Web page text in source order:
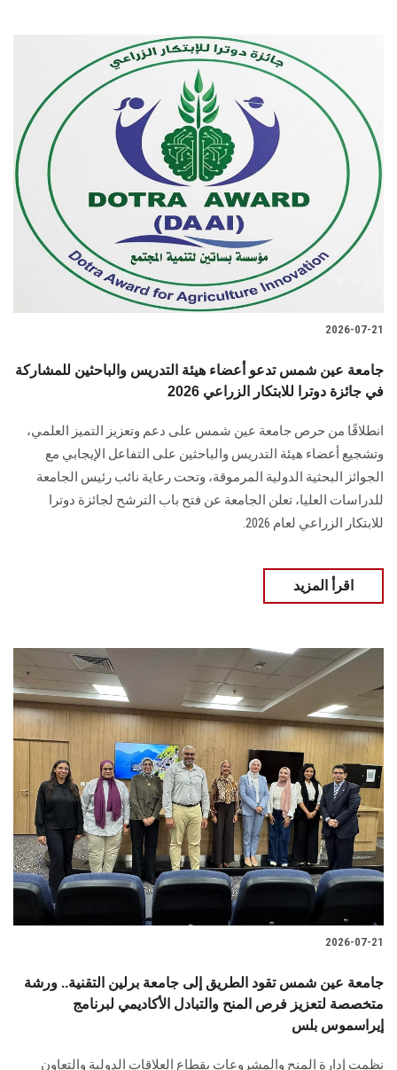
2026-07-21
جامعة عين شمس تدعو أعضاء هيئة التدريس والباحثين للمشاركة
في جائزة دوترا للابتكار الزراعي 2026
انطلاقًا من حرص جامعة عين شمس على دعم وتعزيز التميز العلمي،
وتشجيع أعضاء هيئة التدريس والباحثين على التفاعل الإيجابي مع
الجوائز البحثية الدولية المرموقة، وتحت رعاية نائب رئيس الجامعة
للدراسات العليا، تعلن الجامعة عن فتح باب الترشح لجائزة دوترا
للابتكار الزراعي لعام 2026.
اقرأ المزيد
2026-07-21
جامعة عين شمس تقود الطريق إلى جامعة برلين التقنية.. ورشة
متخصصة لتعزيز فرص المنح والتبادل الأكاديمي لبرنامج
إيراسموس بلس
نظمت إدارة المنح والمشروعات بقطاع العلاقات الدولية والتعاون